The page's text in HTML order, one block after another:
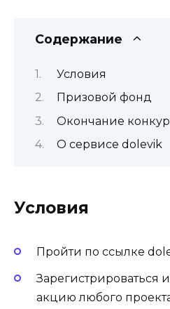
Содержание
Условия
Призовой фонд
Окончание
О сервисе dolevik
Условия
Пройти по ссылке
Зарегистрироваться
акцию любого